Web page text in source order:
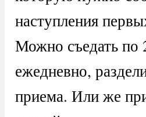
наступления
Можно съедать по
ежедневно,
приема. Или же